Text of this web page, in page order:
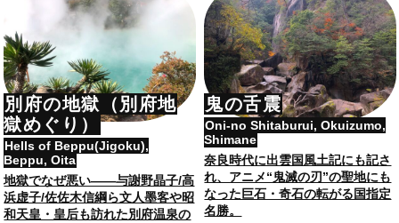
別府の地獄（別府地
獄めぐり）
Hells of Beppu(Jigoku),
Beppu, Oita
地獄でなぜ悪い――与謝野晶子/高
浜虚子/佐佐木信綱ら文人墨客や昭
和天皇・皇后も訪れた別府温泉の
鬼の舌震
Oni-no Shitaburui, Okuizumo,
Shimane
奈良時代に出雲国風土記にも記さ
れ、アニメ“鬼滅の刃”の聖地にも
なった巨石・奇石の転がる国指定
名勝。